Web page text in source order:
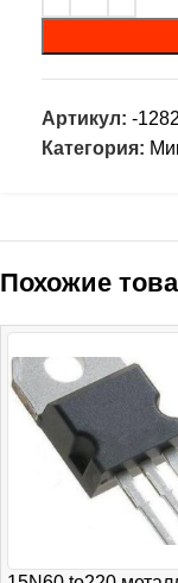
Артикул: -
Категория:
Похожие